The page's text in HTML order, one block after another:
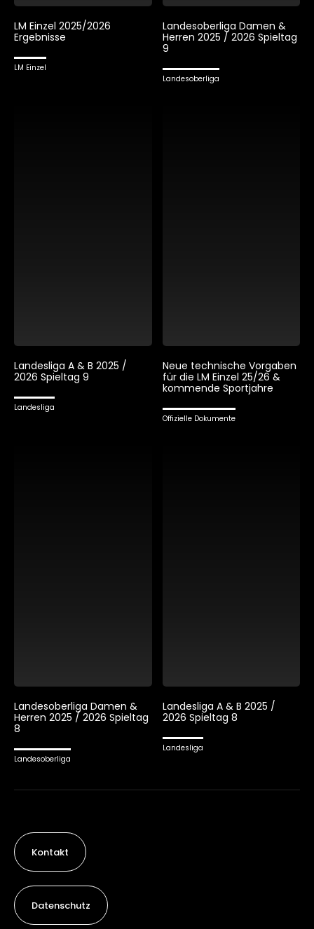
LM Einzel 2025/2026
Ergebnisse
LM Einzel
Landesoberliga Damen &
Herren 2025 / 2026 Spieltag
9
Landesoberliga
Landesliga A & B 2025 /
2026 Spieltag 9
Landesliga
Neue technische Vorgaben
für die LM Einzel 25/26 &
kommende Sportjahre
Offizielle Dokumente
Landesoberliga Damen &
Herren 2025 / 2026 Spieltag
8
Landesoberliga
Landesliga A & B 2025 /
2026 Spieltag 8
Landesliga
Kontakt
Datenschutz